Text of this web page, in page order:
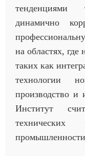
тенденциями
динамично
на областях, где
таких как
технологии
производство и
Институт